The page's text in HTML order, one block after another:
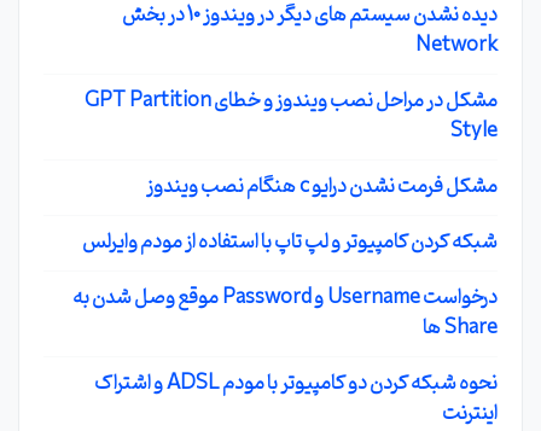
دیده نشدن سیستم های دیگر در ویندوز 10 در بخش
Network
مشکل در مراحل نصب ویندوز و خطای GPT Partition
Style
مشکل فرمت نشدن درایو c هنگام نصب ویندوز
شبکه کردن کامپیوتر و لپ تاپ با استفاده از مودم وایرلس
درخواست Username و Password موقع وصل شدن به
Share ها
نحوه شبکه کردن دو کامپیوتر با مودم ADSL و اشتراک
اینترنت